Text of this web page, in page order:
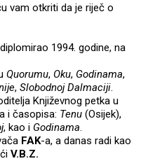
vam otkriti da je riječ o
1994. godine, na
Quorumu, Oku, Godinama,
, Slobodnoj Dalmaciji.
Književnog petka u
i časopisa: Tenu (Osijek),
, kao i Godinama.
FAK-a, a danas radi kao
V.B.Z.